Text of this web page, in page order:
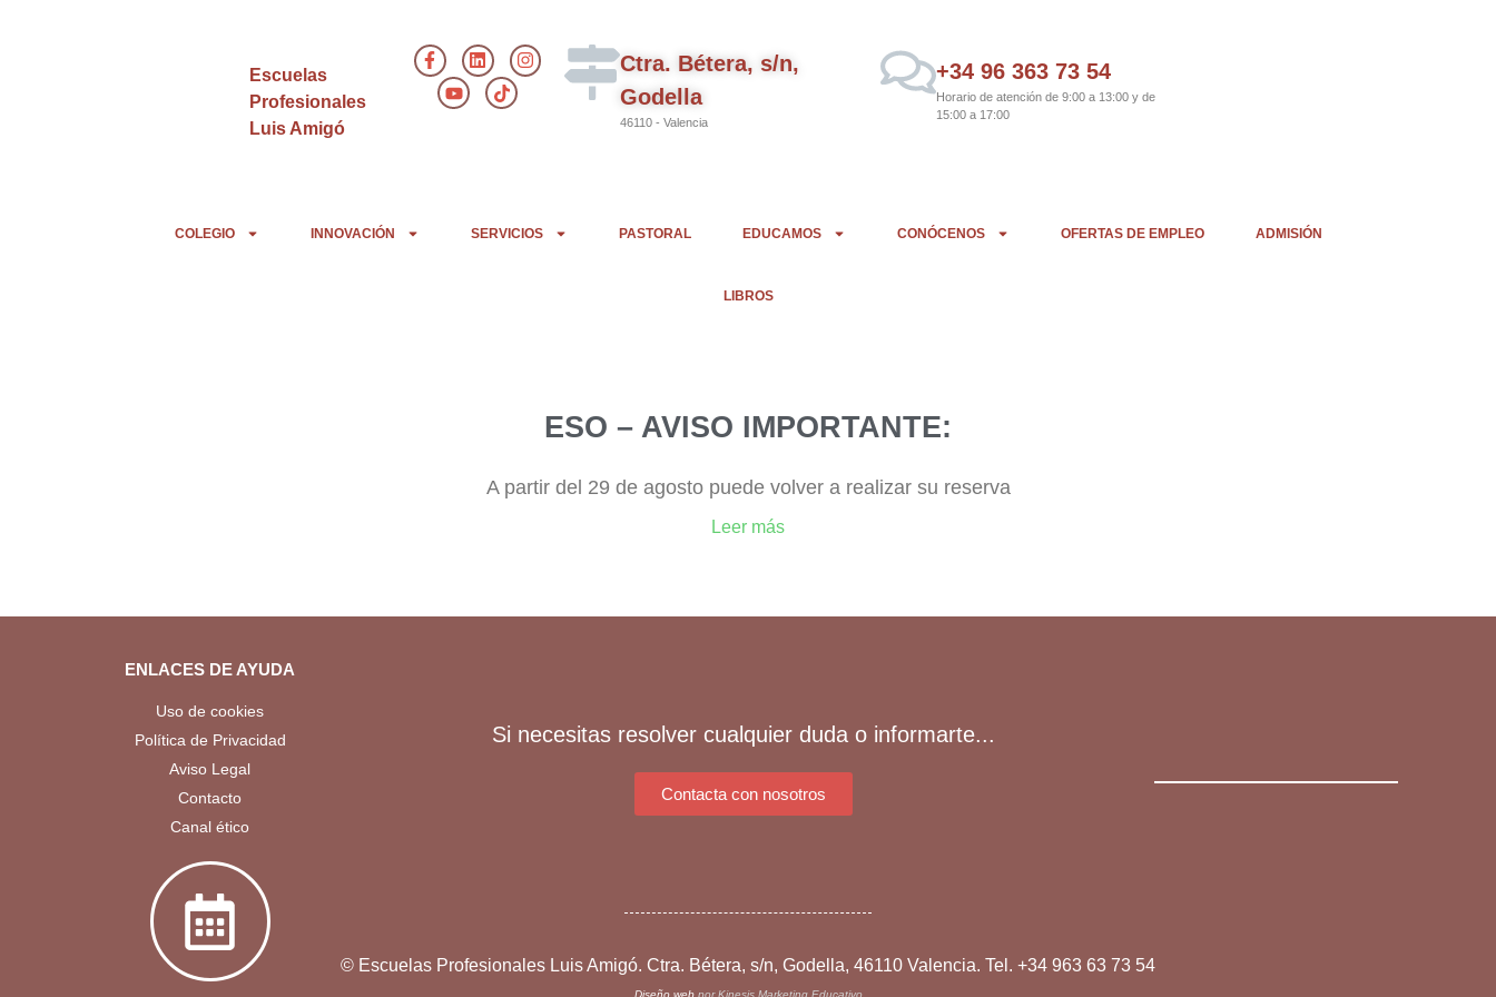
Escuelas
Profesionales
Luis Amigó
Ctra. Bétera, s/n,
Godella
46110 - Valencia
+34 96 363 73 54
Horario de atención de 9:00 a 13:00 y de
15:00 a 17:00
COLEGIO INNOVACIÓN SERVICIOS PASTORAL EDUCAMOS CONÓCENOS OFERTAS DE EMPLEO ADMISIÓN
LIBROS
ESO – AVISO IMPORTANTE:
A partir del 29 de agosto puede volver a realizar su reserva
Leer más
ENLACES DE AYUDA
Uso de cookies
Política de Privacidad
Aviso Legal
Contacto
Canal ético
Si necesitas resolver cualquier duda o informarte...
Contacta con nosotros
© Escuelas Profesionales Luis Amigó. Ctra. Bétera, s/n, Godella, 46110 Valencia. Tel. +34 963 63 73 54
Diseño web por Kinesis Marketing Educativo